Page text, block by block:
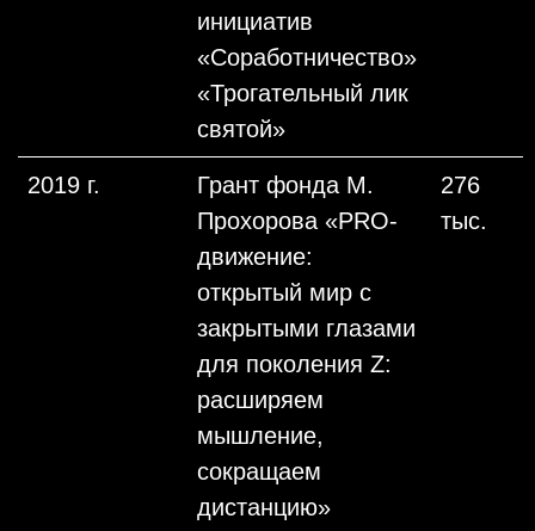
инициатив
«Соработничество»
«Трогательный лик
святой»
2019 г.
Грант фонда М.
Прохорова «PRO-
движение:
открытый мир с
закрытыми глазами
для поколения Z:
расширяем
мышление,
сокращаем
дистанцию»
276
тыс.